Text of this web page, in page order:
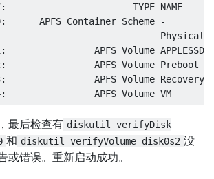
TYPE NAME
APFS Container Scheme -
Physical
APFS Volume APPLESSD
APFS Volume Preboot
APFS Volume Recovery
最后检查有 diskutil verifyDisk
和 diskutil verifyVolume disk0s2 没
或错误。重新启动成功。